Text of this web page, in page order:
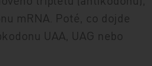
mRNA. Poté, co dojde
UAA, UAG nebo